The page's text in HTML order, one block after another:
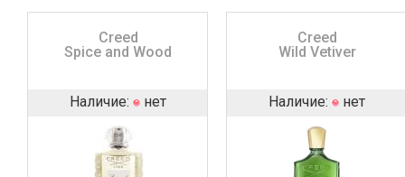
Creed
Spice and Wood
Наличие: нет
Creed
Wild Vetiver
Наличие: нет